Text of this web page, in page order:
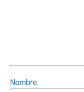
Nombre